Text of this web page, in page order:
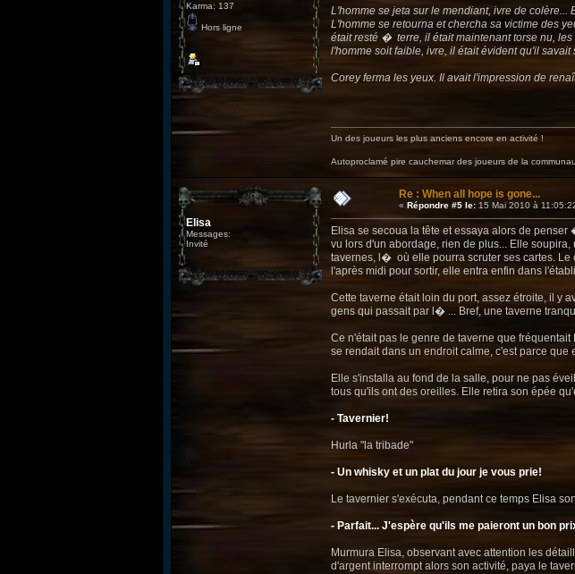
Karma: 137
Hors ligne
L'homme se jeta sur le mendiant, ivre de
L'homme se retourna et chercha sa victime des
était resté � terre, il était maintenant torse nu,
l'homme soit faible, ivre, il était évident qu'il
Corey ferma les yeux. Il avait l'impression de
Un des joueurs les plus anciens encore en activité !
Autoproclamé pire cauchemar des joueurs de la
Elisa
Messages:
Invité
Re : When all hope is gone...
« Répondre #5 le: 15 Mai 2010 à
Elisa se secoua la tête et essaya alors de
vu lors d'un abordage, rien de plus... Elle
tavernes, l� où elle pourra scruter ses cartes. Le
l'après midi pour sortir, elle entra enfin dans
Cette taverne était loin du port, assez étroite, il y
gens qui passait par l� ... Bref, une taverne
Ce n'était pas le genre de taverne que
se rendait dans un endroit calme, c'est parce
Elle s'installa au fond de la salle, pour ne pas
tous qu'ils ont des oreilles. Elle retira son épée
- Tavernier!
Hurla "la tribade"
- Un whisky et un plat du jour je vous prie!
Le tavernier s'exécuta, pendant ce temps Elisa
- Parfait... J'espère qu'ils me paieront un bon
Murmura Elisa, observant avec attention les
d'argent interrompt alors son activité, paya le